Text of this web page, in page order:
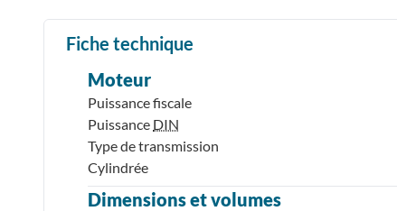
Fiche technique
Moteur
Puissance fiscale
Puissance DIN
Type de transmission
Cylindrée
Dimensions et volumes